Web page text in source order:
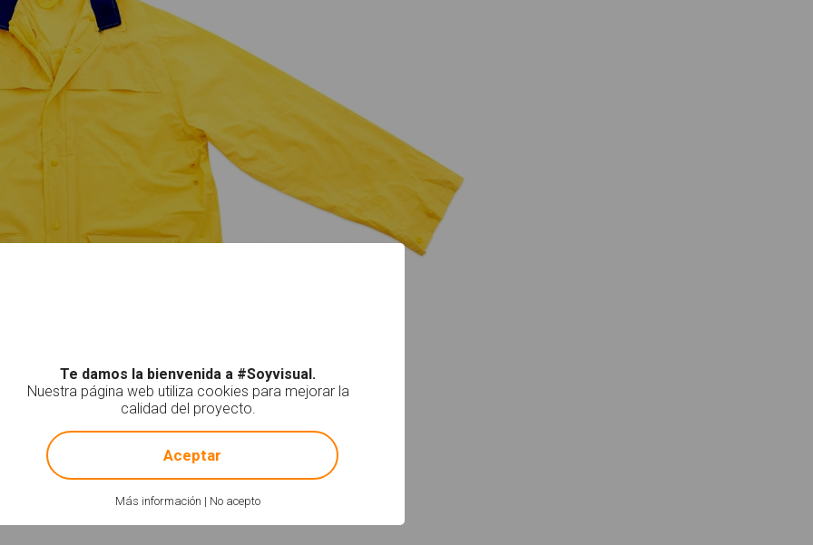
Te damos la bienvenida a #Soyvisual.
Nuestra página web utiliza cookies para mejorar la
calidad del proyecto.
Más información | No acepto
! Not valid!
Aceptar